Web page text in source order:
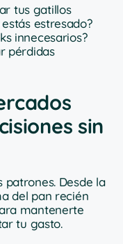
tus gatillos
estresado?
innecesarios?
pérdidas
sin
patrones. Desde la
del pan recién
mantenerte
tu gasto.